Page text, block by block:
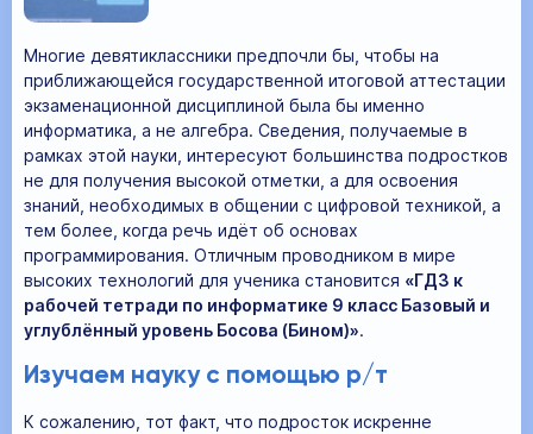
Многие девятиклассники предпочли бы, чтобы на
приближающейся государственной итоговой аттестации
экзаменационной дисциплиной была бы именно
информатика, а не алгебра. Сведения, получаемые в
рамках этой науки, интересуют большинства подростков
не для получения высокой отметки, а для освоения
знаний, необходимых в общении с цифровой техникой, а
тем более, когда речь идёт об основах
программирования. Отличным проводником в мире
высоких технологий для ученика становится «ГДЗ к
рабочей тетради по информатике 9 класс Базовый и
углублённый уровень Босова (Бином)».
Изучаем науку с помощью р/т
К сожалению, тот факт, что подросток искренне